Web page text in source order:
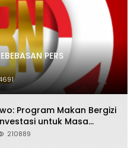
PERS
Program Makan Bergizi
untuk Masa
210889